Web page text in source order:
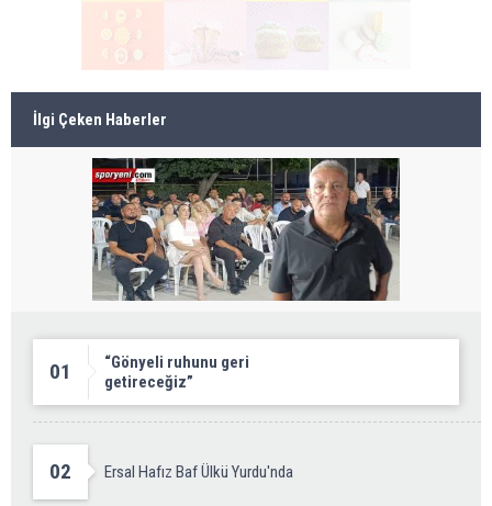
İlgi Çeken Haberler
01
“Gönyeli ruhunu geri
getireceğiz”
02 Ersal Hafız Baf Ülkü Yurdu'nda